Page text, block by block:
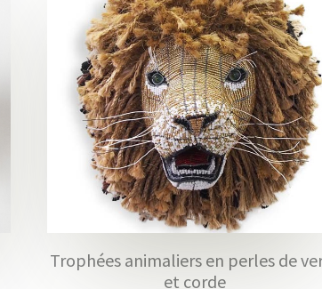
Trophées animaliers en perles de
et corde